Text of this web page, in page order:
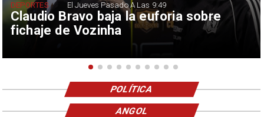
Claudio Bravo baja la euforia sobre
fichaje de Vozinha
DEPORTES El Jueves Pasado A Las 9:49
POLÍTICA
ANGOL